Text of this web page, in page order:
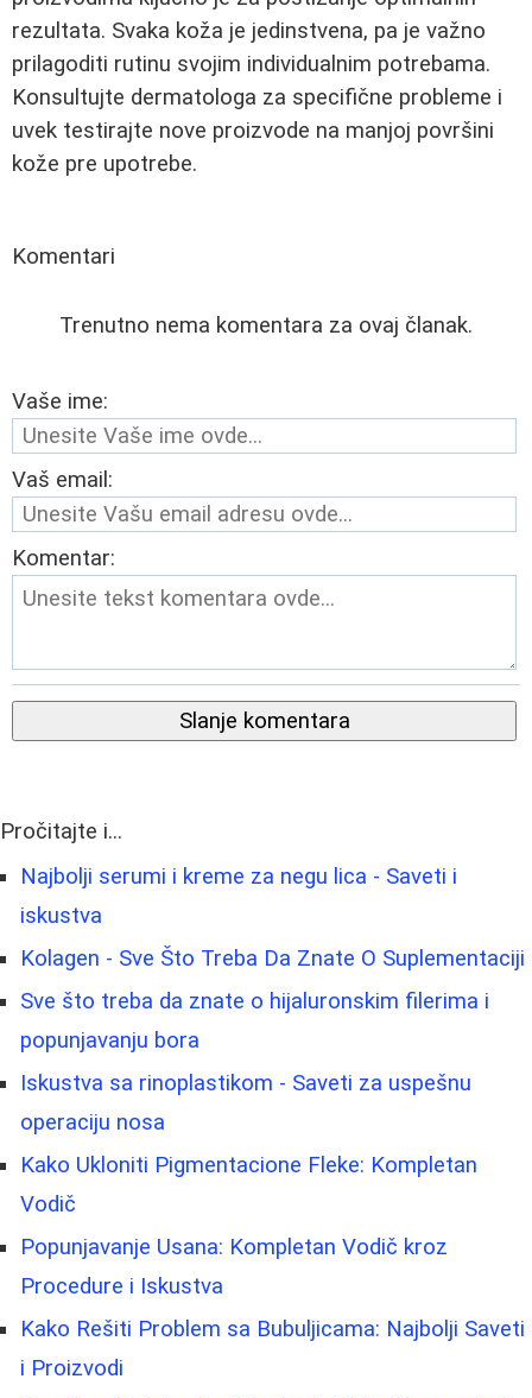
rezultata. Svaka koža je jedinstvena, pa je važno
prilagoditi rutinu svojim individualnim potrebama.
Konsultujte dermatologa za specifične probleme i
uvek testirajte nove proizvode na manjoj površini
kože pre upotrebe.
Komentari
Trenutno nema komentara za ovaj članak.
Vaše ime:
Vaš email:
Komentar:
Slanje komentara
Pročitajte i...
Najbolji serumi i kreme za negu lica - Saveti i
iskustva
Kolagen - Sve Što Treba Da Znate O Suplementaciji
Sve što treba da znate o hijaluronskim filerima i
popunjavanju bora
Iskustva sa rinoplastikom - Saveti za uspešnu
operaciju nosa
Kako Ukloniti Pigmentacione Fleke: Kompletan
Vodič
Popunjavanje Usana: Kompletan Vodič kroz
Procedure i Iskustva
Kako Rešiti Problem sa Bubuljicama: Najbolji Saveti
i Proizvodi